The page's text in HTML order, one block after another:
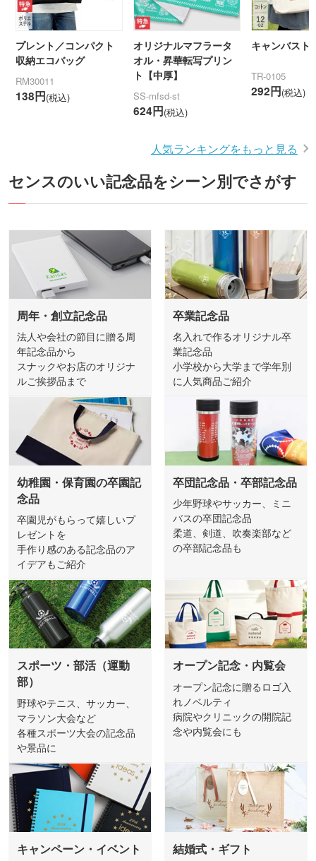
プレント／コンパクト
収納エコバッグ
RM30011
138円(税込)
オリジナルマフラータ
オル・昇華転写プリン
ト【中厚】
SS-mfsd-st
624円(税込)
キャンバスト
TR-0105
292円(税込)
人気ランキングをもっと見る
センスのいい記念品をシーン別でさがす
周年・創立記念品
法人や会社の節目に贈る周
年記念品から
スナックやお店のオリジナ
ルご挨拶品まで
卒業記念品
名入れで作るオリジナル卒
業記念品
小学校から大学まで学年別
に人気商品ご紹介
幼稚園・保育園の卒園記
念品
卒園児がもらって嬉しいプ
レゼントを
手作り感のある記念品のア
イデアもご紹介
卒団記念品・卒部記念品
少年野球やサッカー、ミニ
バスの卒団記念品
柔道、剣道、吹奏楽部など
の卒部記念品も
スポーツ・部活（運動
部）
野球やテニス、サッカー、
マラソン大会など
各種スポーツ大会の記念品
や景品に
オープン記念・内覧会
オープン記念に贈るロゴ入
れノベルティ
病院やクリニックの開院記
念や内覧会にも
キャンペーン・イベント 結婚式・ギフト